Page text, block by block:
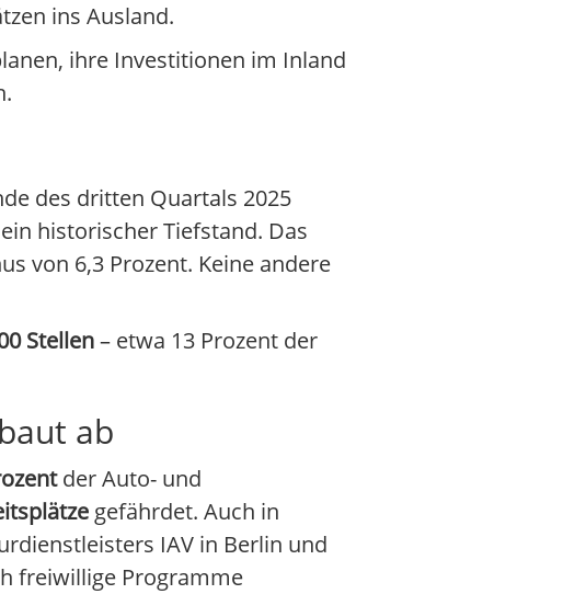
ins Ausland.
ihre Investitionen im Inland
des dritten Quartals 2025
historischer Tiefstand. Das
von 6,3 Prozent. Keine andere
Stellen– etwa 13 Prozent der
ab
der Auto- und
gefährdet. Auch in
IAV in Berlin und
freiwillige Programme